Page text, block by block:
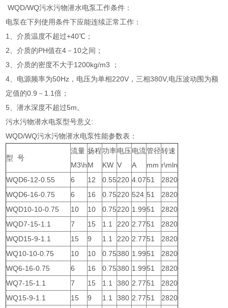
WQD/WQ污水污物潜水电泵工作条件：
电泵在下列使用条件下应能连续正常工作：
1、介质温度不超过+40℃；
2、介质的PH值在4－10之间；
3、介质的密度不大于1200kg/m3 ；
4、电源频率为50Hz，电压为单相220V，三相380V,电压波动围为额
定值的0.9－1.1倍；
5、潜水深度不超过5m。
污水污物潜水电泵型号意义:
WQD/WQ污水污物潜水电泵性能参数表：
型 号
流量
M3\h
扬程
M
功率
KW
电压
V
电流
A
管径
mm
转速
r\mln
WQD6-12-0.55
6 12 0.55220 4.0751
2820
WQD6-16-0.75
6 16 0.75220 524 51
2820
WQD10-10-0.75
10 10 0.75220 1.9951
2820
WQD7-15-1.1
7 15 1.1 220 2.7751
2820
WQD15-9-1.1
15 9 1.1 220 2.7751
2820
WQ10-10-0.75
10 10 0.75380 1.9951
2820
WQ6-16-0.75
6 16 0.75380 1.9951
2820
WQ7-15-1.1
7 15 1.1 380 2.7751
2820
WQ15-9-1.1
15 9 1.1 380 2.7751
2820